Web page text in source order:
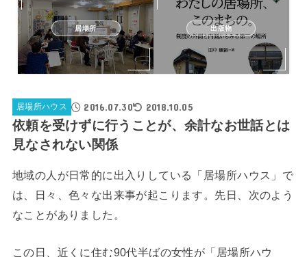
居場所 出版物
居場所ハウス 2016.07.30 2018.10.05
依頼を受けずに行うことが、余計なお世話とは
見なされない関係
地域の人が日常的に出入りしている「居場所ハウス」で
は、日々、色々な出来事が起こります。先日、次のよう
なことがありました。
この日、近くに住む90代半ばの女性が「居場所ハウ